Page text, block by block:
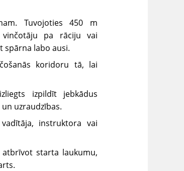
Tuvojoties 450 m
pa rāciju vai
spārna labo ausi.
koridoru tā, lai
izpildīt jebkādus
uzraudzības.
instruktora vai
atbrīvot starta laukumu,